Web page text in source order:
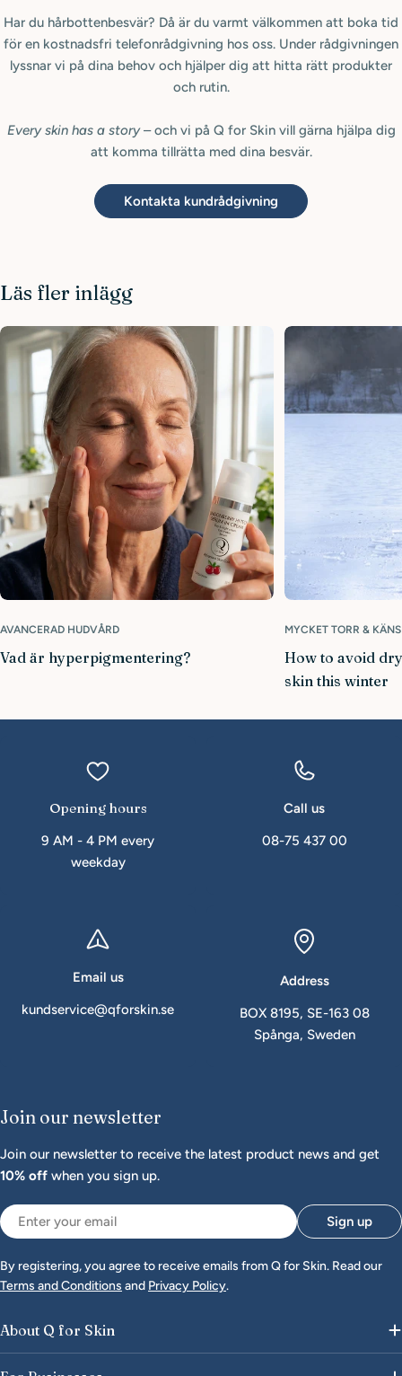
Har du hårbottenbesvär? Då är du varmt välkommen att boka tid
för en kostnadsfri telefonrådgivning hos oss. Under rådgivningen
lyssnar vi på dina behov och hjälper dig att hitta rätt produkter
och rutin.
Every skin has a story– och vi på Q for Skin vill gärna hjälpa dig
att komma tillrätta med dina besvär.
Kontakta kundrådgivning
Läs fler inlägg
AVANCERAD HUDVÅRD
Vad är hyperpigmentering?
MYCKET TORR &
How to avoid
skin this winter
Opening hours
9 AM - 4 PM every
weekday
Call us
08-75 437 00
Email us
kundservice@qforskin.se
Address
BOX 8195, SE-163 08
Spånga, Sweden
Join our newsletter
Join our newsletter to receive the latest product news and get
10% off when you sign up.
Email Sign up
By registering, you agree to receive emails from Q for Skin. Read our
Terms and Conditions and Privacy Policy.
About Q for Skin